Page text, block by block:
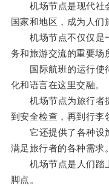
机场节点是现代社
国家和地区，成为人们
机场节点不仅仅是
务和旅游交流的重要场
国际航班的运行使
化和语言在这里交融。
机场节点为旅行者
到安全检查，再到行李
它还提供了各种设施
满足旅行者的各种需求。
机场节点是人们踏
脚点。